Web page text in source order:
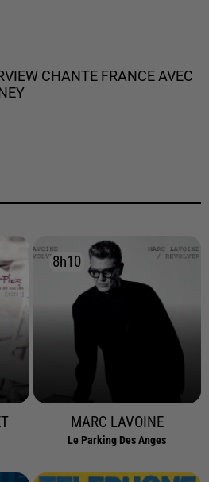
CHANTE FRANCE AVEC
8h10
8h10
MARC LAVOINE
Le Parking Des Anges